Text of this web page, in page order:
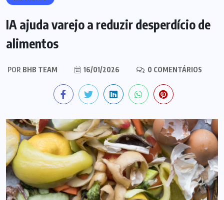
IA ajuda varejo a reduzir desperdício de
alimentos
POR BHB TEAM 16/01/2026 0 COMENTÁRIOS